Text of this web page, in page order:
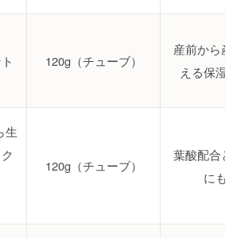
120g（チューブ）
産前から
える保湿
生
120g（チューブ）
葉酸配合と
にも